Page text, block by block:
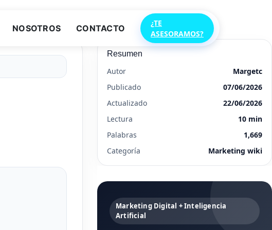
NOSOTROS CONTACTO
¿TE
ASESORAMOS?
Resumen
Autor
Margetc
Publicado
07/06/2026
Actualizado
22/06/2026
Lectura
10 min
Palabras
1,669
Categoría
Marketing wiki
Marketing Digital + Inteligencia
Artificial